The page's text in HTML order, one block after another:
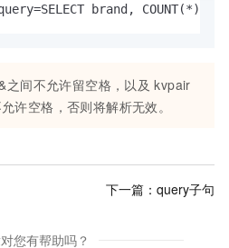
brand, COUNT(*)
之间不允许留空格，以及 kvpair
许空格，否则将解析无效。
下一篇： query子句
您有帮助吗？